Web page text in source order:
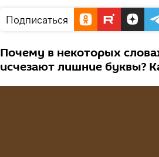
Подписаться
Почему в некоторых
исчезают лишние буквы?